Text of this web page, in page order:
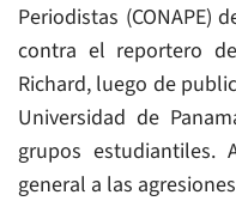
Periodistas (CONAPE)
contra el reportero
Richard, luego de
Universidad de
grupos estudiantiles.
general a las